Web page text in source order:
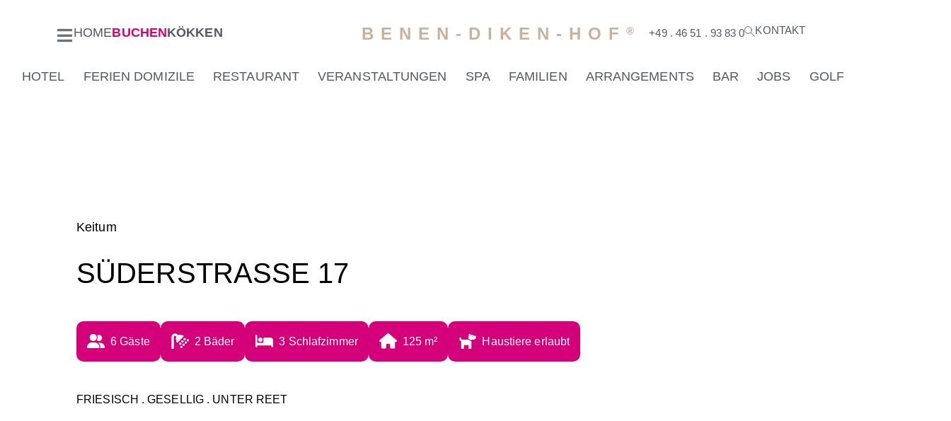
HOMEBUCHENKÖKKEN BENEN-DIKEN-HOF ® +49 . 46 51 . 93 83 0 KONTAKT
HOTEL FERIEN DOMIZILE RESTAURANT VERANSTALTUNGEN SPA FAMILIEN ARRANGEMENTS BAR JOBS GOLF
Keitum
SÜDERSTRASSE 17
6 Gäste 2 Bäder 3 Schlafzimmer 125 m² Haustiere erlaubt
FRIESISCH . GESELLIG . UNTER REET